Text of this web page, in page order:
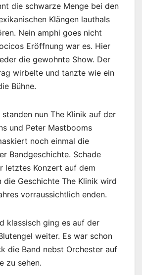
die schwarze Menge bei den
Klängen lauthals
Nein amphi goes nicht
Eröffnung war es. Hier
die gewohnte Show. Der
wirbelte und tanzte wie ein
Bühne.
standen nun The Klinik auf der
und Peter Mastbooms
noch einmal die
Bandgeschichte. Schade
letztes Konzert auf dem
die Geschichte The Klinik wird
vorraussichtlich enden.
klassisch ging es auf der
weiter. Es war schon
die Band nebst Orchester auf
zu sehen.